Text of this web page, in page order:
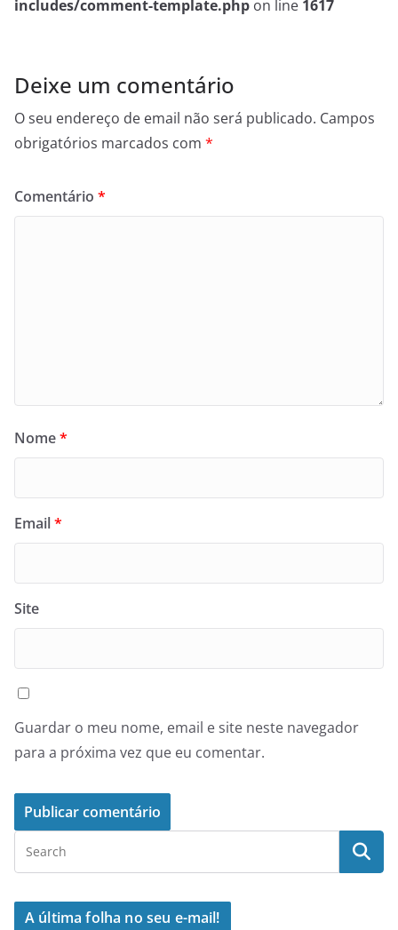
includes/comment-template.php on line 1617
Deixe um comentário
O seu endereço de email não será publicado. Campos
obrigatórios marcados com *
Comentário *
Nome*
Email*
Site
Guardar o meu nome, email e site neste navegador
para a próxima vez que eu comentar.
A última folha no seu e-mail!